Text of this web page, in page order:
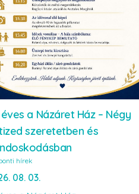
a Názáret Ház – Négy
szeretetben és
hírek
08. 03.